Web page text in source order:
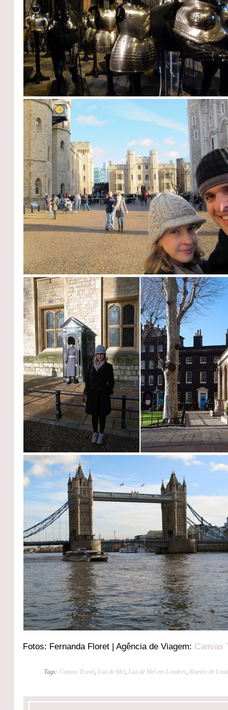
Fotos: Fernanda Floret | Agência de Viagem: Canvas
Tags: Canvas Travel, Lua de Mel, Lua de Mel em Londres, Roteiro de